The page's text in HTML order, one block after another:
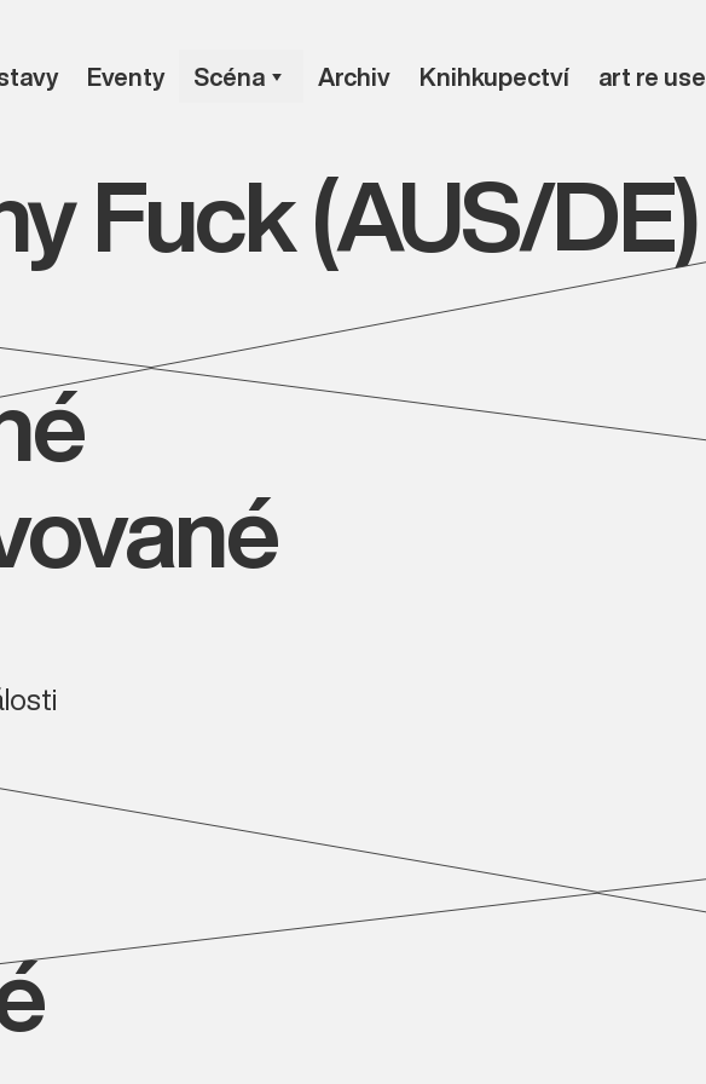
Eventy Scéna Archiv Knihkupectví art re use
Fuck (AUS/DE)